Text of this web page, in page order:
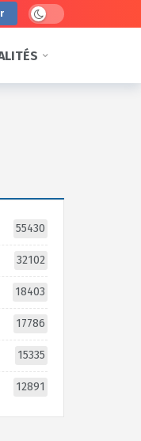
Dark mode
55430
32102
18403
17786
15335
12891